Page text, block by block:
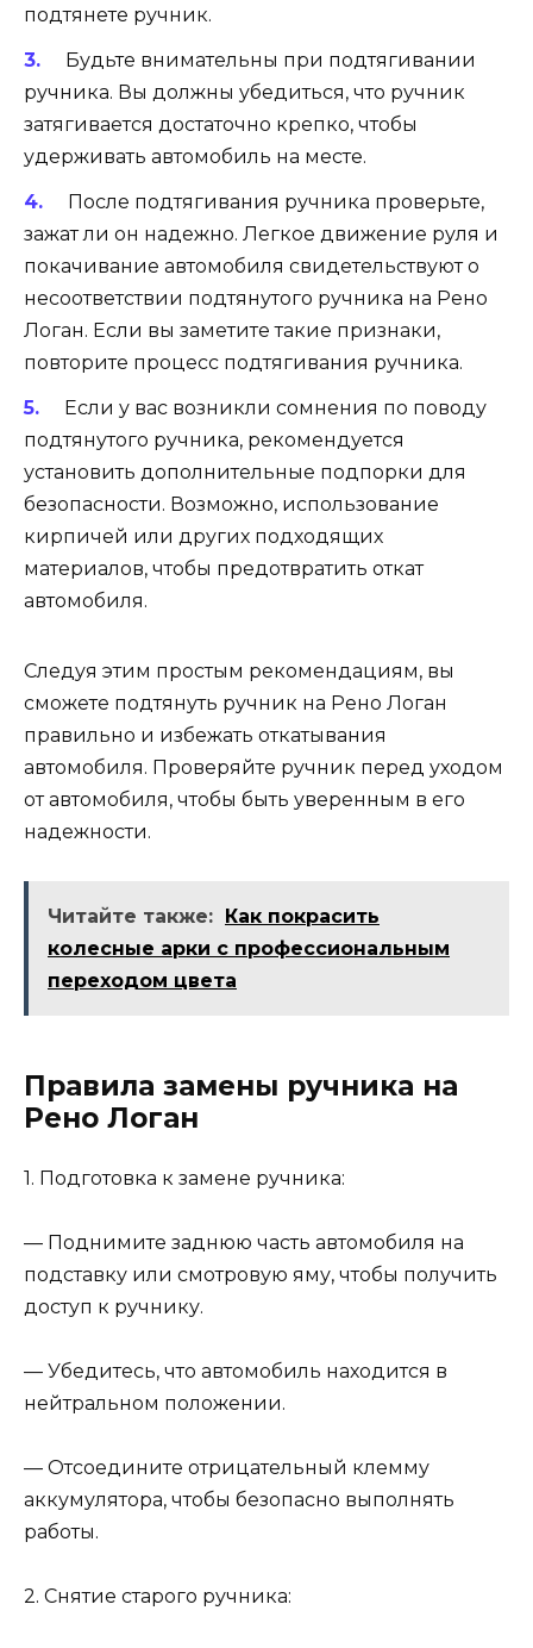
подтянете ручник.
Будьте внимательны при подтягивании
ручника. Вы должны убедиться, что ручник
затягивается достаточно крепко, чтобы
удерживать автомобиль на месте.
После подтягивания ручника проверьте,
зажат ли он надежно. Легкое движение руля и
покачивание автомобиля свидетельствуют о
несоответствии подтянутого ручника на Рено
Логан. Если вы заметите такие признаки,
повторите процесс подтягивания ручника.
Если у вас возникли сомнения по поводу
подтянутого ручника, рекомендуется
установить дополнительные подпорки для
безопасности. Возможно, использование
кирпичей или других подходящих
материалов, чтобы предотвратить откат
автомобиля.
Следуя этим простым рекомендациям, вы
сможете подтянуть ручник на Рено Логан
правильно и избежать откатывания
автомобиля. Проверяйте ручник перед уходом
от автомобиля, чтобы быть уверенным в его
надежности.
Читайте также: Как покрасить
колесные арки с профессиональным
переходом цвета
Правила замены ручника на
Рено Логан
1. Подготовка к замене ручника:
— Поднимите заднюю часть автомобиля на
подставку или смотровую яму, чтобы получить
доступ к ручнику.
— Убедитесь, что автомобиль находится в
нейтральном положении.
— Отсоедините отрицательный клемму
аккумулятора, чтобы безопасно выполнять
работы.
2. Снятие старого ручника: